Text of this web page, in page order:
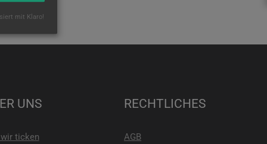
UNS
ticken
RECHTLICHES
AGB
mit Klaro!